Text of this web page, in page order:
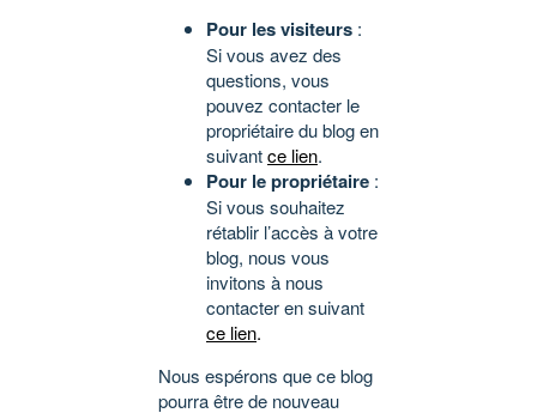
Pour les visiteurs :
Si vous avez des
questions, vous
pouvez contacter le
propriétaire du blog en
suivantce lien.
Pour le propriétaire :
Si vous souhaitez
rétablir l’accès à votre
blog, nous vous
invitons à nous
contacter en suivant
ce lien.
Nous espérons que ce blog
pourra être de nouveau